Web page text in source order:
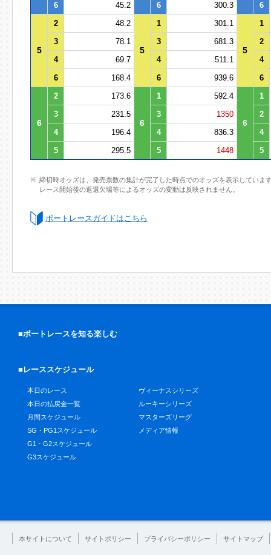
6
45.2 6 300.3 6
5
2 48.2
5
1 301.1
5
1
3
78.1 3 681.3
2
4
69.7 4 511.1
4
6
168.4 6 939.6 6
6
2 173.6
6
1 592.4
6
1
3
231.5 3 1350
2
4
196.4 4 836.3
4
5
295.5 5 1448 5
締切時オッズは、発売票数の集計が完了した時点でのオッズを表示していま
レース開始後の返還欠場等によるオッズの変動は反映されません。
ボートレースガイドはこちら
■ボートレースを知る楽しむ
■レーススケジュール
本日のレース
本日の払戻金一覧
月間スケジュール
SG・PG1スケジュール
G1・G2スケジュール
G3スケジュール
ヴィーナスシリーズ
ルーキーシリーズ
マスターズリーグ
メディア情報
本サイトについて サイトポリシー プライバシーポリシー サイトマップ